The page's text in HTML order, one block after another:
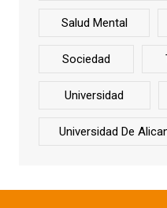
Salud Mental
Sociedad
Universidad
Universidad De